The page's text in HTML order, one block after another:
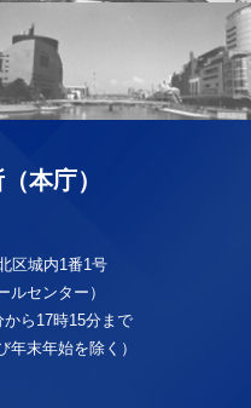
本庁）
区城内1番1号
ルセンター）
から17時15分まで
年末年始を除く）